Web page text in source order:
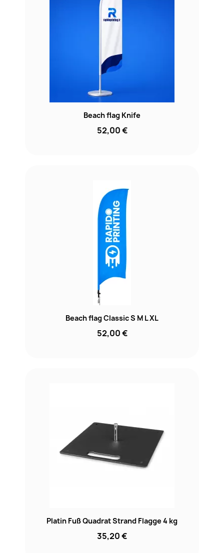
Beach flag Knife
52,00 €
Beach flag Classic S M L XL
52,00 €
Platin Fuß Quadrat Strand Flagge 4 kg
35,20 €